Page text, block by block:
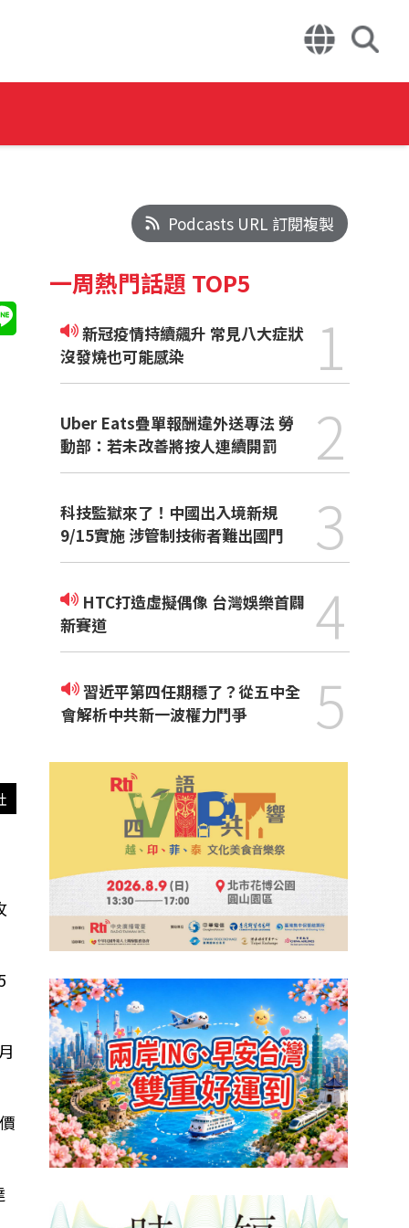
Podcasts URL 訂閱複製
一周熱門話題 TOP5
新冠疫情持續飆升 常見八大症狀
沒發燒也可能感染
1
Uber Eats疊單報酬違外送專法 勞
動部：若未改善將按人連續開罰
2
科技監獄來了！中國出入境新規
9/15實施 涉管制技術者難出國門
3
新賽道
4
習近平第四任期穩了？從五中全
會解析中共新一波權力鬥爭
5